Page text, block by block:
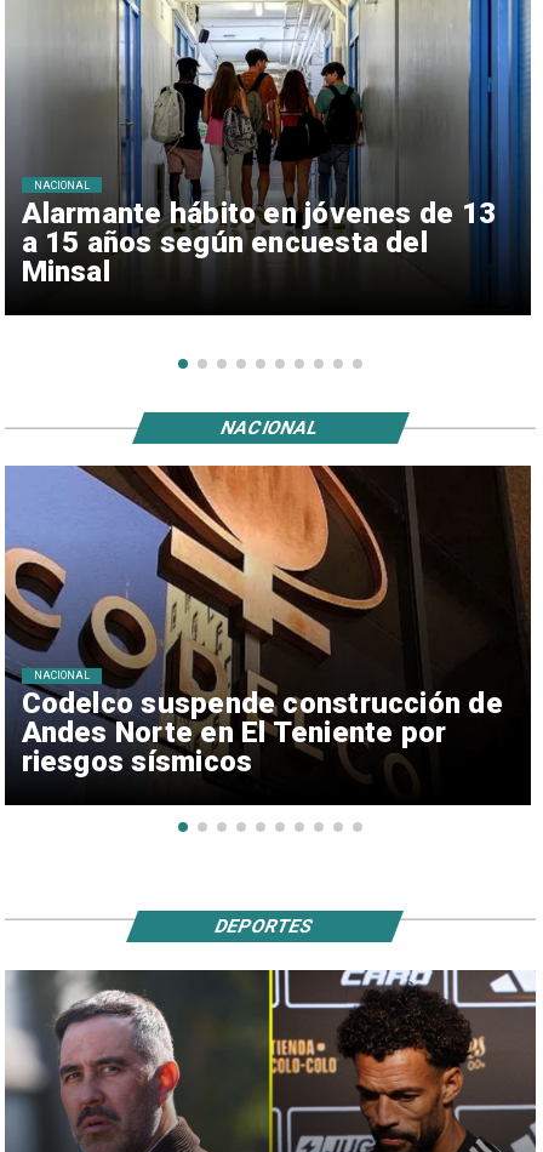
Alarmante hábito en jóvenes de 13
a 15 años según encuesta del
Minsal
NACIONAL
Codelco suspende construcción de
Andes Norte en El Teniente por
riesgos sísmicos
NACIONAL
NACIONAL
DEPORTES